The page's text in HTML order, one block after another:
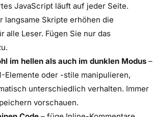
JavaScript läuft auf jeder Seite.
langsame Skripte erhöhen die
alle Leser. Fügen Sie nur das
im hellen als auch im dunklen Modus –
Elemente oder -stile manipulieren,
unterschiedlich verhalten. Immer
vorschauen.